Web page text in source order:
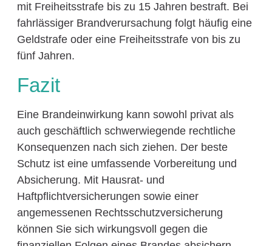
mit Freiheitsstrafe bis zu 15 Jahren bestraft. Bei
fahrlässiger Brandverursachung folgt häufig eine
Geldstrafe oder eine Freiheitsstrafe von bis zu
fünf Jahren.
Fazit
Eine Brandeinwirkung kann sowohl privat als
auch geschäftlich schwerwiegende rechtliche
Konsequenzen nach sich ziehen. Der beste
Schutz ist eine umfassende Vorbereitung und
Absicherung. Mit Hausrat- und
Haftpflichtversicherungen sowie einer
angemessenen Rechtsschutzversicherung
können Sie sich wirkungsvoll gegen die